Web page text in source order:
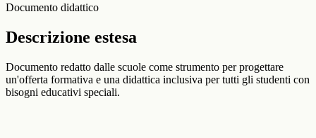
Documento didattico
Descrizione estesa
Documento redatto dalle scuole come strumento per progettare
un'offerta formativa e una didattica inclusiva per tutti gli studenti con
bisogni educativi speciali.